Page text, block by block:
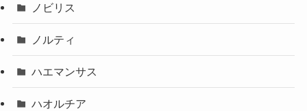
ノビリス
ノルティ
ハエマンサス
ハオルチア